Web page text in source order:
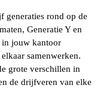
generaties rond op de
Generatie Y en
in jouw kantoor
samenwerken.
grote verschillen in
de drijfveren van elke